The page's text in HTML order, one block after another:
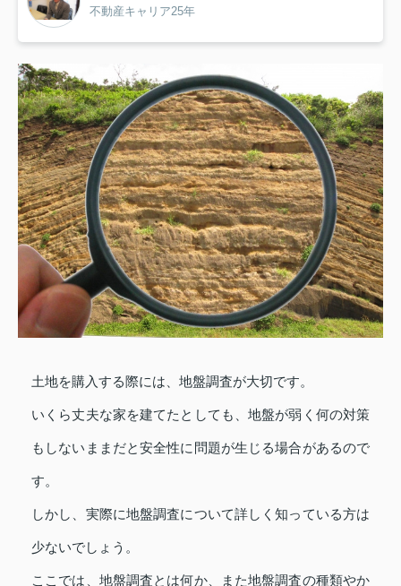
不動産キャリア25年
土地を購入する際には、地盤調査が大切です。
いくら丈夫な家を建てたとしても、地盤が弱く何の対策
もしないままだと安全性に問題が生じる場合があるので
す。
しかし、実際に地盤調査について詳しく知っている方は
少ないでしょう。
ここでは、地盤調査とは何か、また地盤調査の種類やか